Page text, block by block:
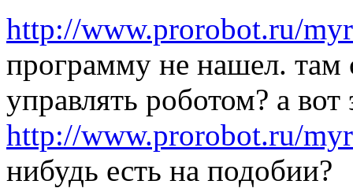
http://www.prorobot.ru/
программу не нашел. там
управлять роботом? а
http://www.prorobot.ru/
нибудь есть на подобии?